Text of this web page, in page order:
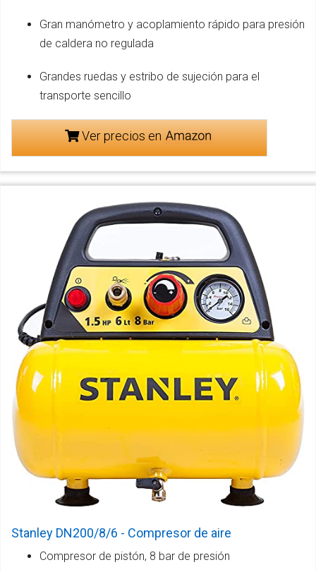
Gran manómetro y acoplamiento rápido para presión
de caldera no regulada
Grandes ruedas y estribo de sujeción para el
transporte sencillo
Ver precios en
Stanley DN200/8/6 - Compresor de aire
Compresor de pistón, 8 bar de presión